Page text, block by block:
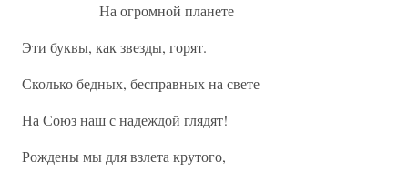
На огромной планете
Эти буквы, как звезды, горят.
Сколько бедных, бесправных на свете
На Союз наш с надеждой глядят!
Рождены мы для взлета крутого,